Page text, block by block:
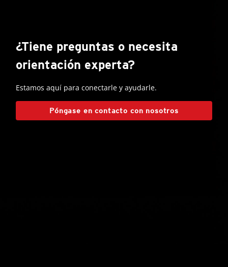
¿Tiene preguntas o necesita
orientación experta?
Estamos aquí para conectarle y ayudarle.
Póngase en contacto con nosotros